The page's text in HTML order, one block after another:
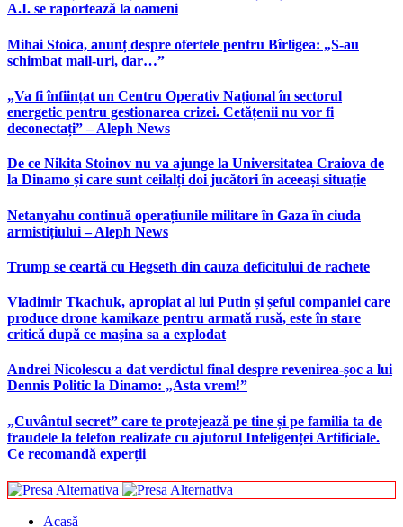
A.I. se raportează la oameni
Mihai Stoica, anunț despre ofertele pentru Bîrligea: „S-au
schimbat mail-uri, dar…”
„Va fi înființat un Centru Operativ Național în sectorul
energetic pentru gestionarea crizei. Cetățenii nu vor fi
deconectați” – Aleph News
De ce Nikita Stoinov nu va ajunge la Universitatea Craiova de
la Dinamo și care sunt ceilalți doi jucători în aceeași situație
Netanyahu continuă operațiunile militare în Gaza în ciuda
armistițiului – Aleph News
Trump se ceartă cu Hegseth din cauza deficitului de rachete
Vladimir Tkachuk, apropiat al lui Putin și șeful companiei care
produce drone kamikaze pentru armată rusă, este în stare
critică după ce mașina sa a explodat
Andrei Nicolescu a dat verdictul final despre revenirea-șoc a lui
Dennis Politic la Dinamo: „Asta vrem!”
„Cuvântul secret” care te protejează pe tine și pe familia ta de
fraudele la telefon realizate cu ajutorul Inteligenței Artificiale.
Ce recomandă experții
Acasă